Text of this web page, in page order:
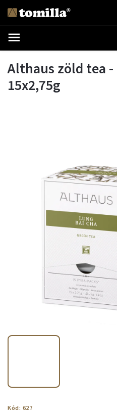
Althaus zöld tea -
15x2,75g
Kód: 627